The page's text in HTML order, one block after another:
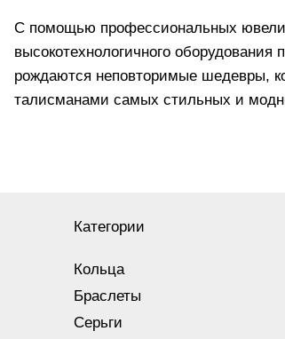
С помощью профессиональных
высокотехнологичного
рождаются неповторимые шедевры,
талисманами самых стильных и
Категории
Кольца
Браслеты
Серьги